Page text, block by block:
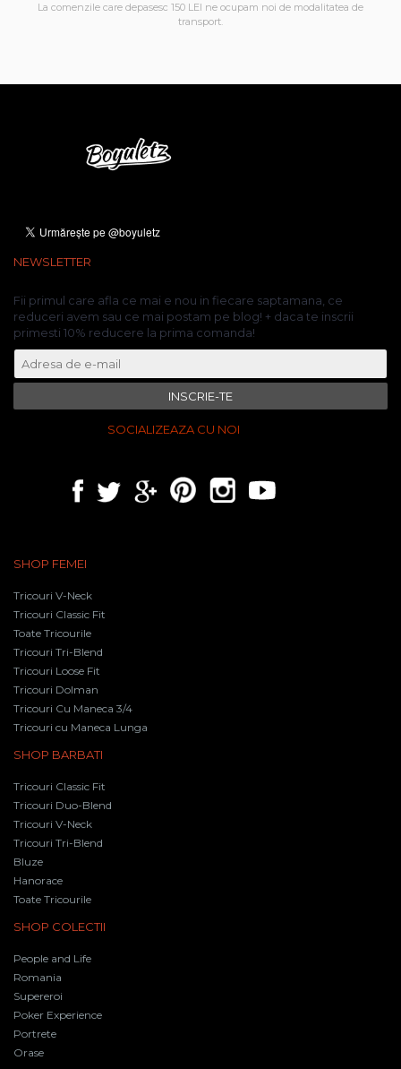
La comenzile care depasesc 150 LEI ne ocupam noi de modalitatea de
transport.
NEWSLETTER
Fii primul care afla ce mai e nou in fiecare saptamana, ce
reduceri avem sau ce mai postam pe blog! + daca te inscrii
primesti 10% reducere la prima comanda!
INSCRIE-TE
SOCIALIZEAZA CU NOI
SHOP FEMEI
Tricouri V-Neck
Tricouri Classic Fit
Toate Tricourile
Tricouri Tri-Blend
Tricouri Loose Fit
Tricouri Dolman
Tricouri Cu Maneca 3/4
Tricouri cu Maneca Lunga
SHOP BARBATI
Tricouri Classic Fit
Tricouri Duo-Blend
Tricouri V-Neck
Tricouri Tri-Blend
Bluze
Hanorace
Toate Tricourile
SHOP COLECTII
People and Life
Romania
Supereroi
Poker Experience
Portrete
Orase